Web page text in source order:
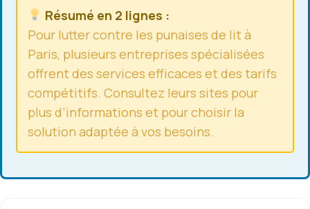
Résumé en 2 lignes :
Pour lutter contre les punaises de lit à
Paris, plusieurs entreprises spécialisées
offrent des services efficaces et des tarifs
compétitifs. Consultez leurs sites pour
plus d’informations et pour choisir la
solution adaptée à vos besoins.